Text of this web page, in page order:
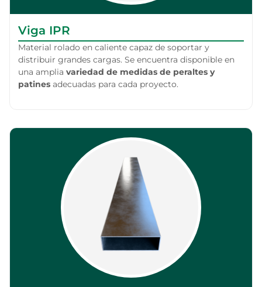
Viga IPR
Material rolado en caliente capaz de soportar y
distribuir grandes cargas. Se encuentra disponible en
una amplia variedad de medidas de peraltes y
patines adecuadas para cada proyecto.